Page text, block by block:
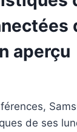
aperçu
de ses